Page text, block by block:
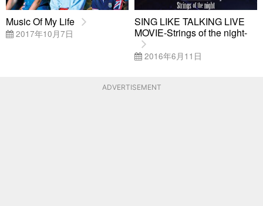
Music Of My Life
2017年10月7日
SING LIKE TALKING LIVE
MOVIE-Strings of the night-
2016年6月11日
ADVERTISEMENT